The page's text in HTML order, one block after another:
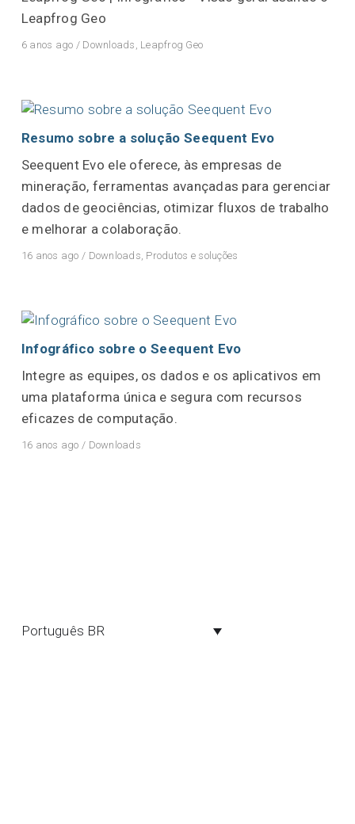
Leapfrog Geo
6 anos ago / Downloads , Leapfrog Geo
Resumo sobre a solução Seequent Evo
Seequent Evo ele oferece, às empresas de
mineração, ferramentas avançadas para gerenciar
dados de geociências, otimizar fluxos de trabalho
e melhorar a colaboração.
16 anos ago / Downloads, Produtos e soluções
Infográfico sobre o Seequent Evo
Integre as equipes, os dados e os aplicativos em
uma plataforma única e segura com recursos
eficazes de computação.
16 anos ago / Downloads
Português BR